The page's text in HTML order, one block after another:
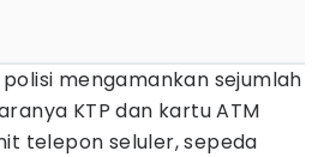
mengamankan sejumlah
KTP dan kartu ATM
telepon seluler, sepeda